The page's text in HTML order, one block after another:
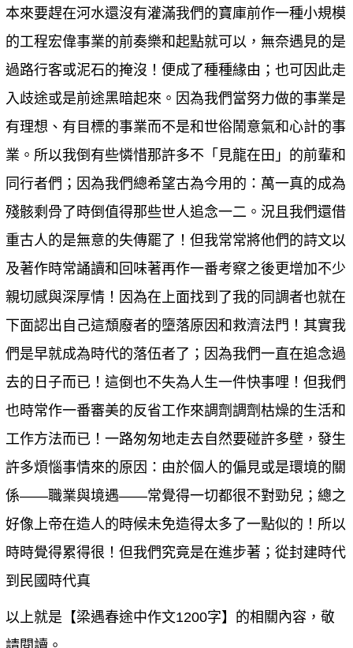
本來要趕在河水還沒有灌滿我們的寶庫前作一種小規模
的工程宏偉事業的前奏樂和起點就可以，無奈遇見的是
過路行客或泥石的掩沒！便成了種種緣由；也可因此走
入歧途或是前途黑暗起來。因為我們當努力做的事業是
有理想、有目標的事業而不是和世俗鬧意氣和心計的事
業。所以我倒有些憐惜那許多不「見龍在田」的前輩和
同行者們；因為我們總希望古為今用的：萬一真的成為
殘骸剩骨了時倒值得那些世人追念一二。況且我們還借
重古人的是無意的失傳罷了！但我常常將他們的詩文以
及著作時常誦讀和回味著再作一番考察之後更增加不少
親切感與深厚情！因為在上面找到了我的同調者也就在
下面認出自己這頹廢者的墮落原因和救濟法門！其實我
們是早就成為時代的落伍者了；因為我們一直在追念過
去的日子而已！這倒也不失為人生一件快事哩！但我們
也時常作一番審美的反省工作來調劑調劑枯燥的生活和
工作方法而已！一路匆匆地走去自然要碰許多壁，發生
許多煩惱事情來的原因：由於個人的偏見或是環境的關
係——職業與境遇——常覺得一切都很不對勁兒；總之
好像上帝在造人的時候未免造得太多了一點似的！所以
時時覺得累得很！但我們究竟是在進步著；從封建時代
到民國時代真
以上就是【梁遇春途中作文1200字】的相關內容，敬